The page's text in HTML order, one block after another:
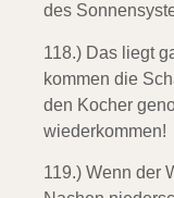
des
118.) Das liegt
kommen die
den Kocher
wiederkommen!
119.) Wenn der